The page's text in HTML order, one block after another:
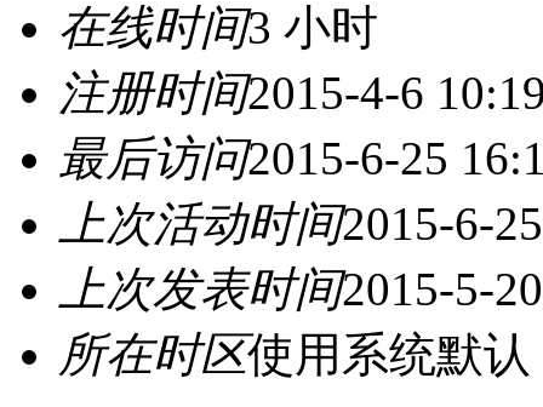
在线时间3 小时
注册时间2015-4-6
最后访问2015-6-25
上次活动时间2015-6-
上次发表时间2015-5-
所在时区使用系统默认